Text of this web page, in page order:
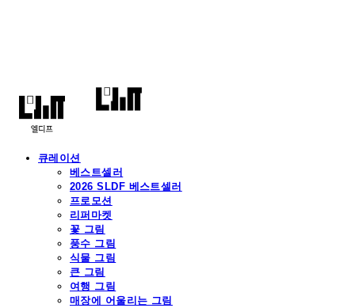
큐레이션
베스트셀러
2026 SLDF 베스트셀러
프로모션
리퍼마켓
꽃 그림
풍수 그림
식물 그림
큰 그림
여행 그림
매장에 어울리는 그림